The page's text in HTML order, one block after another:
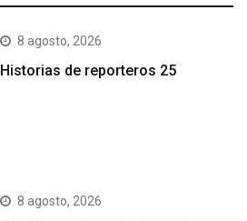
8 agosto, 2026
Historias de reporteros 25
8 agosto, 2026